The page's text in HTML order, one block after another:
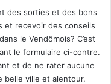
des sorties et des bons
et recevoir des conseils
le Vendômois? C’est
le formulaire ci-contre.
et de ne rater aucune
belle ville et alentour.